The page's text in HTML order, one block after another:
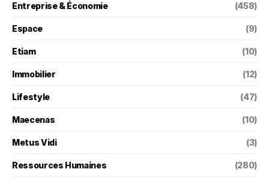
Entreprise & Économie (458)
Espace (9)
Etiam (10)
Immobilier (12)
Lifestyle (47)
Maecenas (10)
Metus Vidi (3)
Ressources Humaines (280)